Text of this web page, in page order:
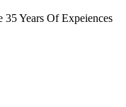
35 Years Of Expeiences